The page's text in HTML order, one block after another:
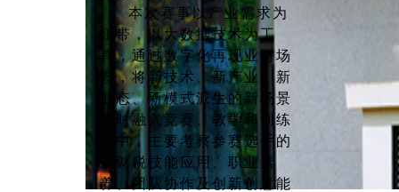
本次赛事以产业需求为
纽带，以大数据技术为工
具，通过数字化再现业财场
景，将新技术、新产业、新
业态、新模式派生的新场景
及时融入竞赛、教学和训练
之中，主要考察参赛选手的
业财税技能应用、职业素
养、团队协作及创新创意能